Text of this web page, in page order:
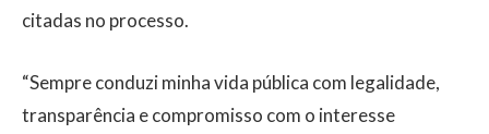
citadas no processo.
“Sempre conduzi minha vida pública com legalidade,
transparência e compromisso com o interesse